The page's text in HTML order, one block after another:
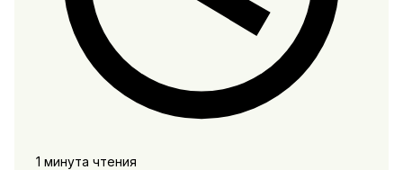
1 минута чтения